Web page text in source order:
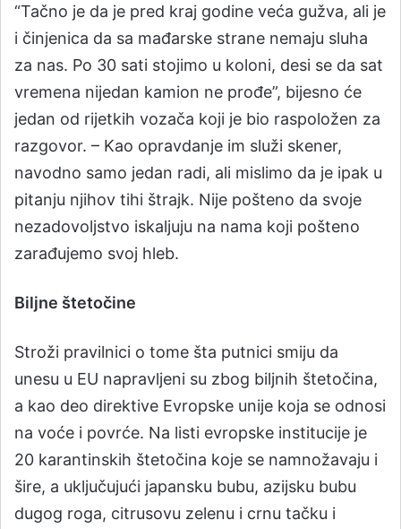
“Tačno je da je pred kraj godine veća gužva, ali je
i činjenica da sa mađarske strane nemaju sluha
za nas. Po 30 sati stojimo u koloni, desi se da sat
vremena nijedan kamion ne prođe”, bijesno će
jedan od rijetkih vozača koji je bio raspoložen za
razgovor. – Kao opravdanje im služi skener,
navodno samo jedan radi, ali mislimo da je ipak u
pitanju njihov tihi štrajk. Nije pošteno da svoje
nezadovoljstvo iskaljuju na nama koji pošteno
zarađujemo svoj hleb.
Biljne štetočine
Stroži pravilnici o tome šta putnici smiju da
unesu u EU napravljeni su zbog biljnih štetočina,
a kao deo direktive Evropske unije koja se odnosi
na voće i povrće. Na listi evropske institucije je
20 karantinskih štetočina koje se namnožavaju i
šire, a uključujući japansku bubu, azijsku bubu
dugog roga, citrusovu zelenu i crnu tačku i